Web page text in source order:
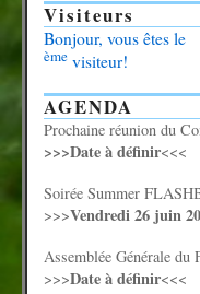
Visiteurs
Bonjour, vous êtes le
ème visiteur!
AGENDA
Prochaine réunion du
>>>Date à définir<<<
Soirée Summer
>>>Vendredi 26 juin
Assemblée Générale du
>>>Date à définir<<<